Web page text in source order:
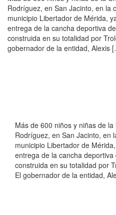
Rodríguez, en San Jacinto, en la
municipio Libertador de Mérida,
entrega de la cancha deportiva
construida en su totalidad por
gobernador de la entidad, Alexis
Más de 600 niños y niñas de
Rodríguez, en San Jacinto, en
municipio Libertador de
entrega de la cancha
construida en su totalidad por
El gobernador de la entidad,